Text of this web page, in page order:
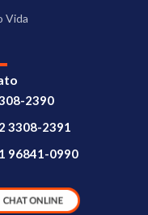
Vida
2390
3308-2391
96841-0990